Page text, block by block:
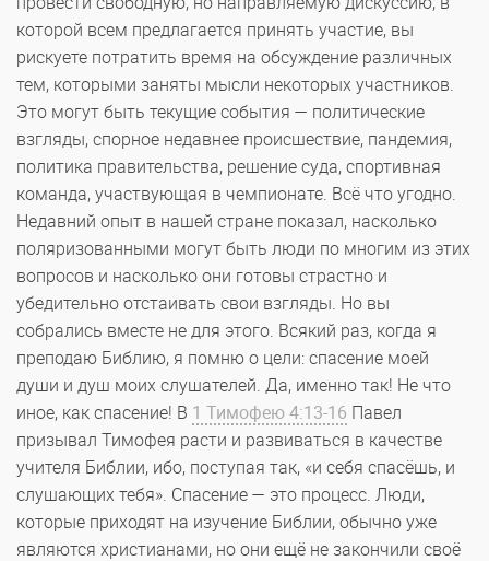
которой всем предлагается принять участие, вы
рискуете потратить время на обсуждение различных
тем, которыми заняты мысли некоторых участников.
Это могут быть текущие события — политические
взгляды, спорное недавнее происшествие, пандемия,
политика правительства, решение суда, спортивная
команда, участвующая в чемпионате. Всё что угодно.
Недавний опыт в нашей стране показал, насколько
поляризованными могут быть люди по многим из этих
вопросов и насколько они готовы страстно и
убедительно отстаивать свои взгляды. Но вы
собрались вместе не для этого. Всякий раз, когда я
преподаю Библию, я помню о цели: спасение моей
души и душ моих слушателей. Да, именно так! Не что
иное, как спасение! В 1 Тимофею 4:13-16 Павел
призывал Тимофея расти и развиваться в качестве
учителя Библии, ибо, поступая так, «и себя спасёшь, и
слушающих тебя». Спасение — это процесс. Люди,
которые приходят на изучение Библии, обычно уже
являются христианами, но они ещё не закончили своё